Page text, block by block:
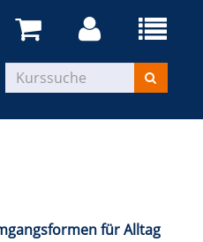
für Alltag